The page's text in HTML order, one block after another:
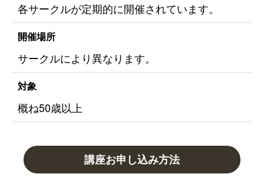
各サークルが定期的に開催されています。
開催場所
サークルにより異なります。
対象
概ね50歳以上
講座お申し込み方法